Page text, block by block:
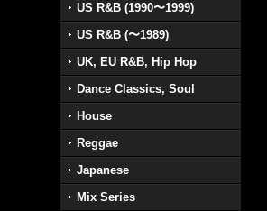
US R&B (1990〜1999)
US R&B (〜1989)
UK, EU R&B, Hip Hop
Dance Classics, Soul
House
Reggae
Japanese
Mix Series